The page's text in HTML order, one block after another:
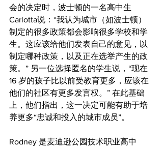
会的决定时，波士顿的一名高中生
Carlotta说：“我认为城市（如波士顿）
制定的很多政策都会影响很多学校和学
生。这应该给他们发表自己的意见，以
制定哪种政策，以及正在选举产生的政
策。” 另一位选择匿名的学生说，“现在
16 岁的孩子比以前受教育更多，应该在
他们的社区有更多发言权。” 在此基础
上，他们指出，这一决定可能有助于培
养更多“忠诚和投入的城市成员”。
Rodney 是麦迪逊公园技术职业高中